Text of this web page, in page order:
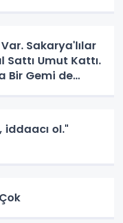
Sakarya'lılar
Sattı Umut Kattı.
Bir Gemi de
iddaacı ol."